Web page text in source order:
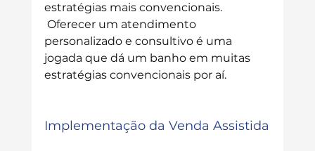
estratégias mais convencionais.
Oferecer um atendimento
personalizado e consultivo é uma
jogada que dá um banho em muitas
estratégias convencionais por aí.
Implementação da Venda Assistida